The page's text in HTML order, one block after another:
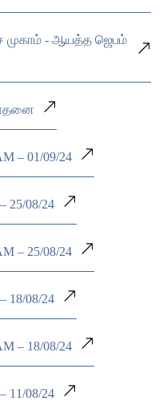
முகாம் - ஆயத்த ஜெபம்
– 01/09/24
25/08/24
– 25/08/24
18/08/24
– 18/08/24
11/08/24